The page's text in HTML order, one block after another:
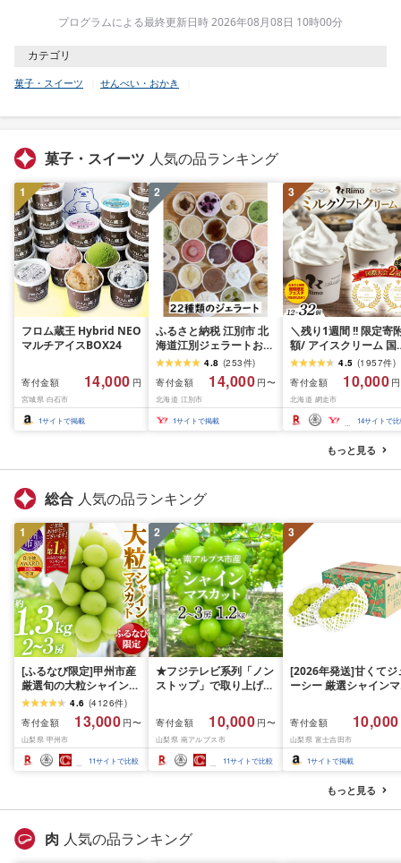
プログラムによる最終更新日時 2026年08月08日 10時00分
カテゴリ
菓子・スイーツ せんべい・おかき
菓子・スイーツ 人気の品ランキング
1
フロム蔵王 Hybrid NEO
マルチアイスBOX24
寄付金額 14,000 円
宮城県 白石市
1サイトで掲載
2
ふるさと納税 江別市 北
海道江別ジェラートおま
かせ22種類セット
[80ml×22個]
4.8 (253件)
寄付金額
14,000 円〜
北海道 江別市
1サイトで掲載
3
＼残り1週間 !! 限定寄
額/ アイスクリーム 国
大会2冠! Rimo カップ
フトクリーム 選べる
120ml × 12~32個 [ ふ
さと納税 アイス ふる
と納税 アイスクリーム
セット ふるさと納税
ェラート 北海道 人気
イーツ ランキング ふ
さと]
4.5 (1957件)
寄付金額
10,000
北海道 網走市
14サイトで
もっと見る
総合 人気の品ランキング
1
[ふるなび限定]甲州市産
厳選旬の大粒シャインマ
スカット 約1.3kg 2〜3
房[2026年発送]
(MG)B12-472 FN-
Limited-VO シャインマ
スカット フルーツ
4.6 (4126件)
寄付金額
13,000 円〜
山梨県 甲州市
11サイトで比較
2
★フジテレビ系列「ノン
ストップ」で取り上げら
先行予約]南アルプス市
産シャインマスカット
1.2kg以上(2〜3房)ふる
さと納税 おすすめ 山梨
県 南アルプス市 送料無
寄付金額 10,000 円〜
山梨県 南アルプス市
11サイトで比較
3
[2026年発送]甘くてジ
ーシー 厳選シャインマ
月前半(1〜15日)から
月下旬までの発送) フ
ーツ ぶどう 果物 山梨
産 2026 旬 大粒 高級
寄付金額 10,000
山梨県 富士吉田市
1サイトで掲載
もっと見る
肉 人気の品ランキング